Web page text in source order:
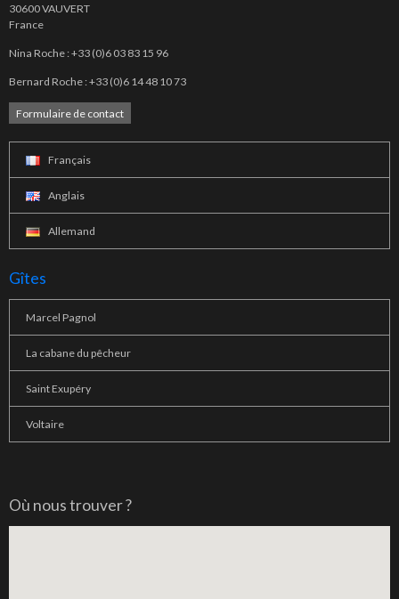
30600 VAUVERT
France
Nina Roche : +33 (0)6 03 83 15 96
Bernard Roche : +33 (0)6 14 48 10 73
Formulaire de contact
Français
Anglais
Allemand
Gîtes
Marcel Pagnol
La cabane du pêcheur
Saint Exupéry
Voltaire
Où nous trouver ?